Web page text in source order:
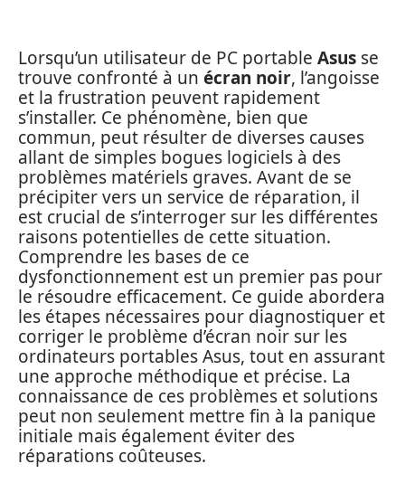
Lorsqu’un utilisateur de PC portable Asus se
trouve confronté à un écran noir, l’angoisse
et la frustration peuvent rapidement
s’installer. Ce phénomène, bien que
commun, peut résulter de diverses causes
allant de simples bogues logiciels à des
problèmes matériels graves. Avant de se
précipiter vers un service de réparation, il
est crucial de s’interroger sur les différentes
raisons potentielles de cette situation.
Comprendre les bases de ce
dysfonctionnement est un premier pas pour
le résoudre efficacement. Ce guide abordera
les étapes nécessaires pour diagnostiquer et
corriger le problème d’écran noir sur les
ordinateurs portables Asus, tout en assurant
une approche méthodique et précise. La
connaissance de ces problèmes et solutions
peut non seulement mettre fin à la panique
initiale mais également éviter des
réparations coûteuses.